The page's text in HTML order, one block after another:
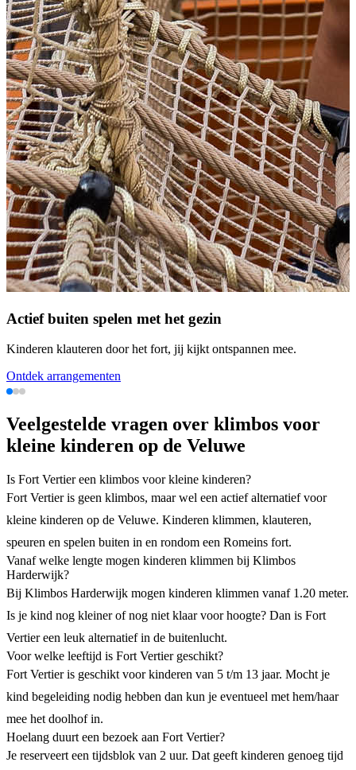
Actief buiten spelen met het gezin
Kinderen klauteren door het fort, jij kijkt ontspannen mee.
Ontdek arrangementen
Veelgestelde vragen over klimbos voor
kleine kinderen op de Veluwe
Is Fort Vertier een klimbos voor kleine kinderen?
Fort Vertier is geen klimbos, maar wel een actief alternatief voor
kleine kinderen op de Veluwe. Kinderen klimmen, klauteren,
speuren en spelen buiten in en rondom een Romeins fort.
Vanaf welke lengte mogen kinderen klimmen bij Klimbos
Harderwijk?
Bij Klimbos Harderwijk mogen kinderen klimmen vanaf 1.20 meter.
Is je kind nog kleiner of nog niet klaar voor hoogte? Dan is Fort
Vertier een leuk alternatief in de buitenlucht.
Voor welke leeftijd is Fort Vertier geschikt?
Fort Vertier is geschikt voor kinderen van 5 t/m 13 jaar. Mocht je
kind begeleiding nodig hebben dan kun je eventueel met hem/haar
mee het doolhof in.
Hoelang duurt een bezoek aan Fort Vertier?
Je reserveert een tijdsblok van 2 uur. Dat geeft kinderen genoeg tijd